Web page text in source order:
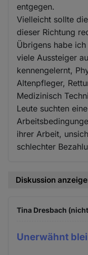
entgegen.
Vielleicht sollte
dieser Richtung
Übrigens habe
viele Aussteiger
kennengelernt,
Altenpfleger,
Medizinisch
Leute suchten
ihrer Arbeit,
schlechter
Diskussion
Tina Dresbach
Unerwähnt